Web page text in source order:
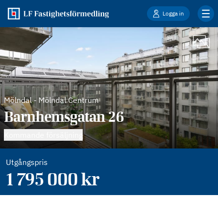
Logga in
Mölndal- Mölndal Centrum
Barnhemsgatan 26
Utgångspris
1 795 000kr